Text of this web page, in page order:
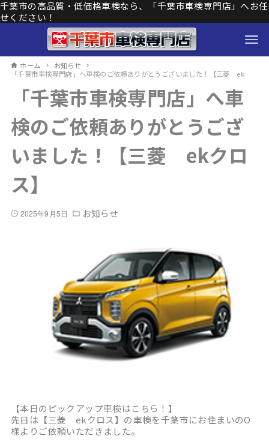
千葉市の高品質・低価格車検なら、「千葉市車検専門店」へお任
せください！
ホーム
お知らせ
「千葉市車検専門店」へ車検のご依頼ありがとうございました！【三菱 ekクロス】
「千葉市車検専門店」へ車
検のご依頼ありがとうござ
いました！【三菱 ekクロ
ス】
2025年9月5日 お知らせ
【本日のピックアップ車検はこちら！】
先日は【三菱 ekクロス】の車検を千葉市にお住まいのO
様よりご依頼いただきました。